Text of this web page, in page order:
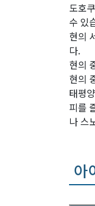
도호
수 있
현의
다.
현의
현의
태평
피를
나 스
아